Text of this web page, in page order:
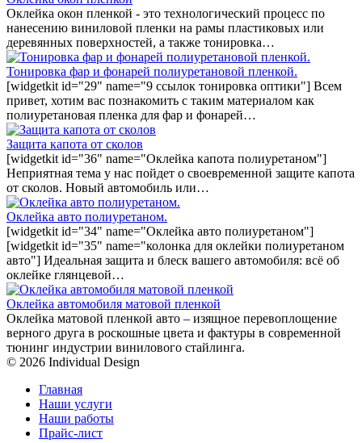
Оклейка окон пленкой - это технологический процесс по
нанесению виниловой пленки на рамы пластиковых или
деревянных поверхностей, а также тонировка…
Тонировка фар и фонарей полиуретановой пленкой.
[widgetkit id="29" name="9 ссылок тонировка оптики"] Всем
привет, хотим вас познакомить с таким материалом как
полиуретановая пленка для фар и фонарей…
Защита капота от сколов
[widgetkit id="36" name="Оклейка капота полиуретаном"]
Неприятная тема у нас пойдет о своевременной защите капота
от сколов. Новый автомобиль или…
Оклейка авто полиуретаном.
[widgetkit id="34" name="Оклейка авто полиуретаном"]
[widgetkit id="35" name="колонка для оклейки полиуретаном
авто"] Идеальная защита и блеск вашего автомобиля: всё об
оклейке глянцевой…
Оклейка автомобиля матовой пленкой
Оклейка матовой пленкой авто – изящное перевоплощение
верного друга в роскошные цвета и фактуры в современной
тюнинг индустрии винилового стайлинга.
© 2026 Individual Design
Главная
Наши услуги
Наши работы
Прайс-лист